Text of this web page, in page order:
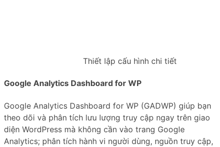
Thiết lập cấu hình chi tiết
Google Analytics Dashboard for WP
Google Analytics Dashboard for WP (GADWP) giúp bạn
theo dõi và phân tích lưu lượng truy cập ngay trên giao
diện WordPress mà không cần vào trang Google
Analytics; phân tích hành vi người dùng, nguồn truy cập,